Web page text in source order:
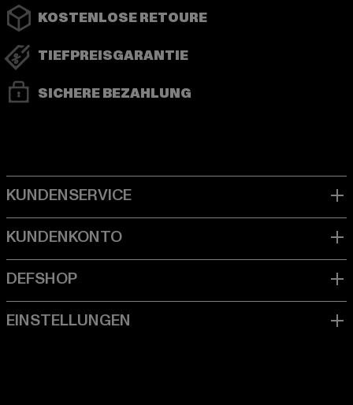
KOSTENLOSE RETOURE
TIEFPREISGARANTIE
SICHERE BEZAHLUNG